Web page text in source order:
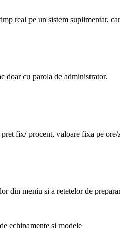
real pe un sistem suplimentar,
doar cu parola de administrator.
fix/ procent, valoare fixa pe
din meniu si a retetelor de
echipamente si modele